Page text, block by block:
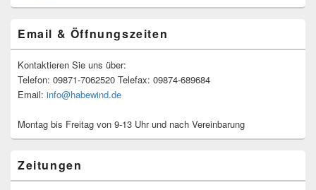
Email & Öffnungszeiten
Kontaktieren Sie uns über:
Telefon: 09871-7062520 Telefax: 09874-689684
Email: info@habewind.de
Montag bis Freitag von 9-13 Uhr und nach Vereinbarung
Zeitungen